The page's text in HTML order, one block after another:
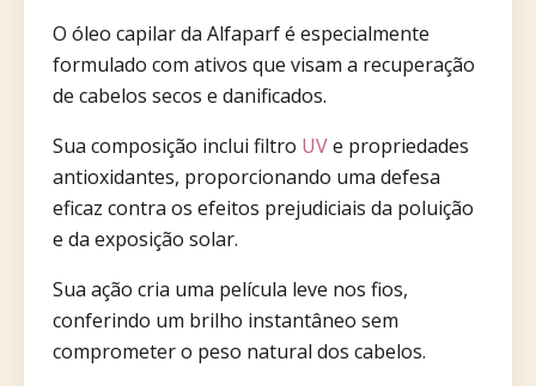
O óleo capilar da Alfaparf é especialmente
formulado com ativos que visam a recuperação
de cabelos secos e danificados.
Sua composição inclui filtro UVe propriedades
antioxidantes, proporcionando uma defesa
eficaz contra os efeitos prejudiciais da poluição
e da exposição solar.
Sua ação cria uma película leve nos fios,
conferindo um brilho instantâneo sem
comprometer o peso natural dos cabelos.